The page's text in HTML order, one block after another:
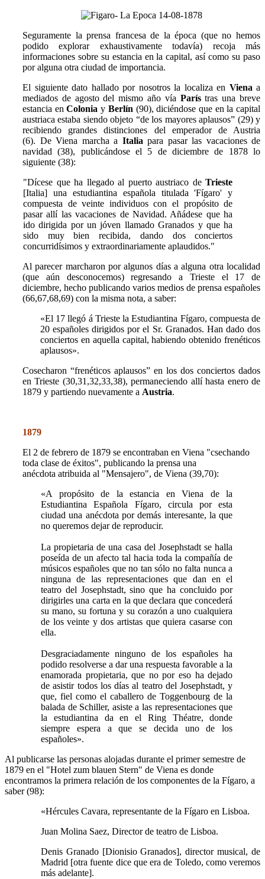
Seguramente la prensa francesa de la época (que no hemos
podido explorar exhaustivamente todavía) recoja más
informaciones sobre su estancia en la capital, así como su paso
por alguna otra ciudad de importancia.
El siguiente dato hallado por nosotros la localiza en Viena a
mediados de agosto del mismo año vía Parístras una breve
estancia enColonia y Berlín (90), diciéndose que en la capital
austriaca estaba siendo objeto “de los mayores aplausos” (29) y
recibiendo grandes distinciones del emperador de Austria
(6). De Viena marcha a Italia para pasar las vacaciones de
navidad (38), publicándose el 5 de diciembre de 1878 lo
siguiente (38):
"Dícese que ha llegado al puerto austriaco deTrieste
[Italia] una estudiantina española titulada 'Fígaro' y
compuesta de veinte individuos con el propósito de
pasar allí las vacaciones de Navidad. Añádese que ha
ido dirigida por un jóven llamado Granados y que ha
sido muy bien recibida, dando dos conciertos
concurridísimos y extraordinariamente aplaudidos."
Al parecer marcharon por algunos días a alguna otra localidad
(que aún desconocemos) regresando a Trieste el 17 de
diciembre, hecho publicando varios medios de prensa españoles
(66,67,68,69) con la misma nota, a saber:
«El 17 llegó á Trieste la Estudiantina Fígaro, compuesta de
20 españoles dirigidos por el Sr. Granados. Han dado dos
conciertos en aquella capital, habiendo obtenido frenéticos
aplausos».
Cosecharon “frenéticos aplausos” en los dos conciertos dados
en Trieste (30,31,32,33,38), permaneciendo allí hasta enero de
1879 y partiendo nuevamente a Austria.
1879
El 2 de febrero de 1879 se encontraban en Viena "csechando
toda clase de éxitos", publicando la prensa una
anécdota atribuida al "Mensajero", de Viena (39,70):
«A propósito de la estancia en Viena de la
Estudiantina Española Fígaro, circula por esta
ciudad una anécdota por demás interesante, la que
no queremos dejar de reproducir.
La propietaria de una casa del Josephstadt se halla
poseída de un afecto tal hacia toda la compañía de
músicos españoles que no tan sólo no falta nunca a
ninguna de las representaciones que dan en el
teatro del Josephstadt, sino que ha concluido por
dirigirles una carta en la que declara que concederá
su mano, su fortuna y su corazón a uno cualquiera
de los veinte y dos artistas que quiera casarse con
ella.
Desgraciadamente ninguno de los españoles ha
podido resolverse a dar una respuesta favorable a la
enamorada propietaria, que no por eso ha dejado
de asistir todos los días al teatro del Josephstadt, y
que, fiel como el caballero de Toggenbourg de la
balada de Schiller, asiste a las representaciones que
la estudiantina da en el Ring Théatre, donde
siempre espera a que se decida uno de los
españoles».
Al publicarse las personas alojadas durante el primer semestre de
1879 en el "Hotel zum blauen Stern" de Viena es donde
encontramos la primera relación de los componentes de la Fígaro, a
saber (98):
«Hércules Cavara, representante de la Fígaro en Lisboa.
Juan Molina Saez, Director de teatro de Lisboa.
Denis Granado [Dionisio Granados], director musical, de
Madrid [otra fuente dice que era de Toledo, como veremos
más adelante].